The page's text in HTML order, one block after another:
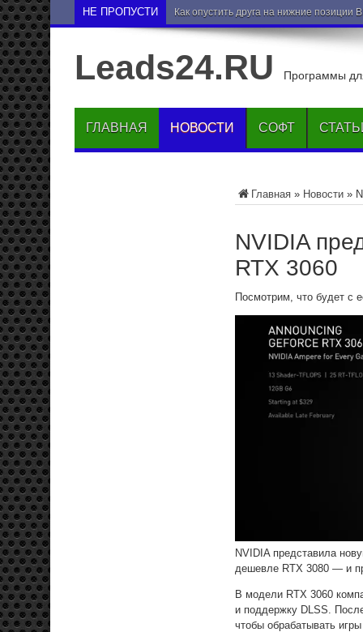
НЕ ПРОПУСТИ Как опустить друга на нижние позиции
Leads24.RU Программы
ГЛАВНАЯ НОВОСТИ СОФТ
Главная » Новости »
NVIDIA
RTX 3060
Посмотрим, что будет с
NVIDIA представила
дешевле RTX 3080 — и
В модели RTX 3060
и поддержку DLSS.
чтобы обрабатывать